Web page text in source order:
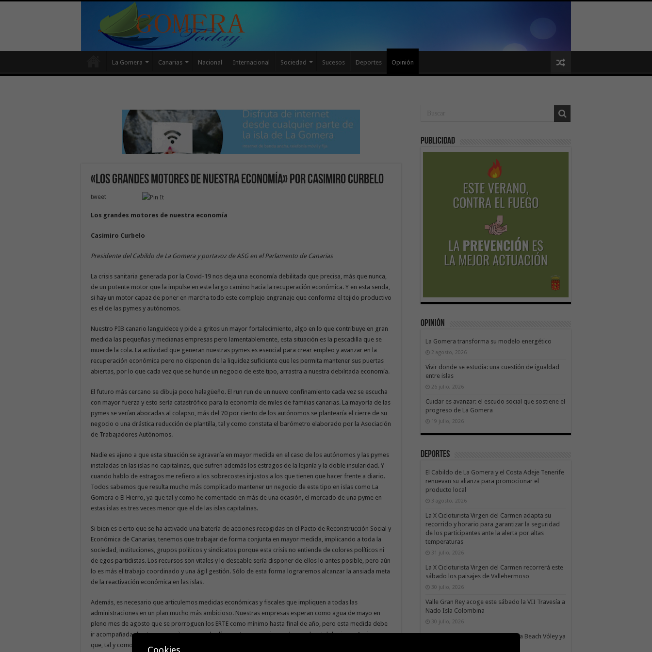
La Gomera Canarias Nacional Internacional Sociedad Sucesos Deportes Opinión
«Los grandes motores de nuestra economía» por Casimiro Curbelo
tweet
Los grandes motores de nuestra economía
Casimiro Curbelo
Presidente del Cabildo de La Gomera y portavoz de ASG en el Parlamento de Canarias
La crisis sanitaria generada por la Covid-19 nos deja una economía debilitada que precisa, más que nunca,
de un potente motor que la impulse en este largo camino hacia la recuperación económica. Y en esta senda,
si hay un motor capaz de poner en marcha todo este complejo engranaje que conforma el tejido productivo
es el de las pymes y autónomos.
Nuestro PIB canario languidece y pide a gritos un mayor fortalecimiento, algo en lo que contribuye en gran
medida las pequeñas y medianas empresas pero lamentablemente, esta situación es la pescadilla que se
muerde la cola. La actividad que generan nuestras pymes es esencial para crear empleo y avanzar en la
recuperación económica pero no disponen de la liquidez suficiente que les permita mantener sus puertas
abiertas, por lo que cada vez que se hunde un negocio de este tipo, arrastra a nuestra debilitada economía.
El futuro más cercano se dibuja poco halagüeño. El run run de un nuevo confinamiento cada vez se escucha
con mayor fuerza y esto sería catastrófico para la economía de miles de familias canarias. La mayoría de las
pymes se verían abocadas al colapso, más del 70 por ciento de los autónomos se plantearía el cierre de su
negocio o una drástica reducción de plantilla, tal y como constata el barómetro elaborado por la Asociación
de Trabajadores Autónomos.
Nadie es ajeno a que esta situación se agravaría en mayor medida en el caso de los autónomos y las pymes
instaladas en las islas no capitalinas, que sufren además los estragos de la lejanía y la doble insularidad. Y
cuando hablo de estragos me refiero a los sobrecostes injustos a los que tienen que hacer frente a diario.
Todos sabemos que resulta mucho más complicado mantener un negocio de este tipo en islas como La
Gomera o El Hierro, ya que tal y como he comentado en más de una ocasión, el mercado de una pyme en
estas islas es tres veces menor que el de las islas capitalinas.
Si bien es cierto que se ha activado una batería de acciones recogidas en el Pacto de Reconstrucción Social y
Económica de Canarias, tenemos que trabajar de forma conjunta en mayor medida, implicando a toda la
sociedad, instituciones, grupos políticos y sindicatos porque esta crisis no entiende de colores políticos ni
de egos partidistas. Los recursos son vitales y lo deseable sería disponer de ellos lo antes posible, pero aún
lo es más el trabajo coordinado y una ágil gestión. Sólo de esta forma lograremos alcanzar la ansiada meta
de la reactivación económica en las islas.
Además, es necesario que articulemos medidas económicas y fiscales que impliquen a todas las
administraciones en un plan mucho más ambicioso. Nuestras empresas esperan como agua de mayo en
pleno mes de agosto que se prorroguen los ERTE como mínimo hasta final de año, pero esta medida debe
ir acompañada de otras que eviten que cada día nuestros negocios cuelguen el cartel de cierre. Acciones
que, tal y como he comentado, demandan una estrategia coordinada y conjunta a todos los niveles.
Publicidad
Opinión
La Gomera transforma su modelo energético
2 agosto, 2026
Vivir donde se estudia: una cuestión de igualdad
entre islas
26 julio, 2026
Cuidar es avanzar: el escudo social que sostiene el
progreso de La Gomera
19 julio, 2026
Deportes
El Cabildo de La Gomera y el Costa Adeje Tenerife
renuevan su alianza para promocionar el
producto local
3 agosto, 2026
La X Cicloturista Virgen del Carmen adapta su
recorrido y horario para garantizar la seguridad
de los participantes ante la alerta por altas
temperaturas
31 julio, 2026
La X Cicloturista Virgen del Carmen recorrerá este
sábado los paisajes de Vallehermoso
30 julio, 2026
Valle Gran Rey acoge este sábado la VII Travesía a
Nado Isla Colombina
30 julio, 2026
El II torneo Autonómico Gomahara Beach Vóley ya